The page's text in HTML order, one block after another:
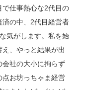
仕事熱心な2代目の
の中、2代目経営者
気がします。私を始
、やっと結果が出
社の大小に拘らず
お坊っちゃま経営